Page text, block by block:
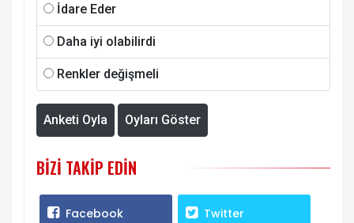
İdare Eder
Daha iyi olabilirdi
Renkler değişmeli
Anketi Oyla Oyları Göster
BIZI TAKIP EDIN
Facebook Twitter